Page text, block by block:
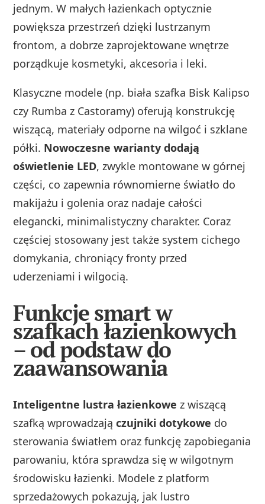
jednym. W małych łazienkach optycznie
powiększa przestrzeń dzięki lustrzanym
frontom, a dobrze zaprojektowane wnętrze
porządkuje kosmetyki, akcesoria i leki.
Klasyczne modele (np. biała szafka Bisk Kalipso
czy Rumba z Castoramy) oferują konstrukcję
wiszącą, materiały odporne na wilgoć i szklane
półki. Nowoczesne warianty dodają
oświetlenie LED, zwykle montowane w górnej
części, co zapewnia równomierne światło do
makijażu i golenia oraz nadaje całości
elegancki, minimalistyczny charakter. Coraz
częściej stosowany jest także system cichego
domykania, chroniący fronty przed
uderzeniami i wilgocią.
Funkcje smart w
szafkach łazienkowych
– od podstaw do
zaawansowania
Inteligentne lustra łazienkowe z wiszącą
szafką wprowadzajączujniki dotykowe do
sterowania światłem oraz funkcję zapobiegania
parowaniu, która sprawdza się w wilgotnym
środowisku łazienki. Modele z platform
sprzedażowych pokazują, jak lustro